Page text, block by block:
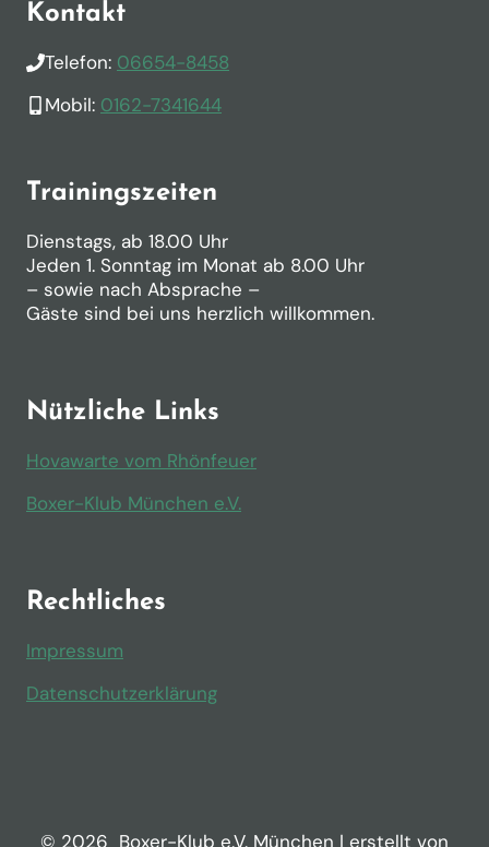
Kontakt
Telefon: 06654-8458
Mobil: 0162-7341644
Trainingszeiten
Dienstags, ab 18.00 Uhr
Jeden 1. Sonntag im Monat ab 8.00 Uhr
– sowie nach Absprache –
Gäste sind bei uns herzlich willkommen.
Nützliche Links
Hovawarte vom Rhönfeuer
Boxer-Klub München e.V.
Rechtliches
Impressum
Datenschutzerklärung
© 2026 Boxer-Klub e.V. München | erstellt von